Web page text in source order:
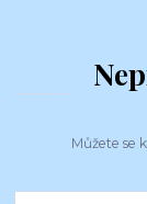
Můžete se